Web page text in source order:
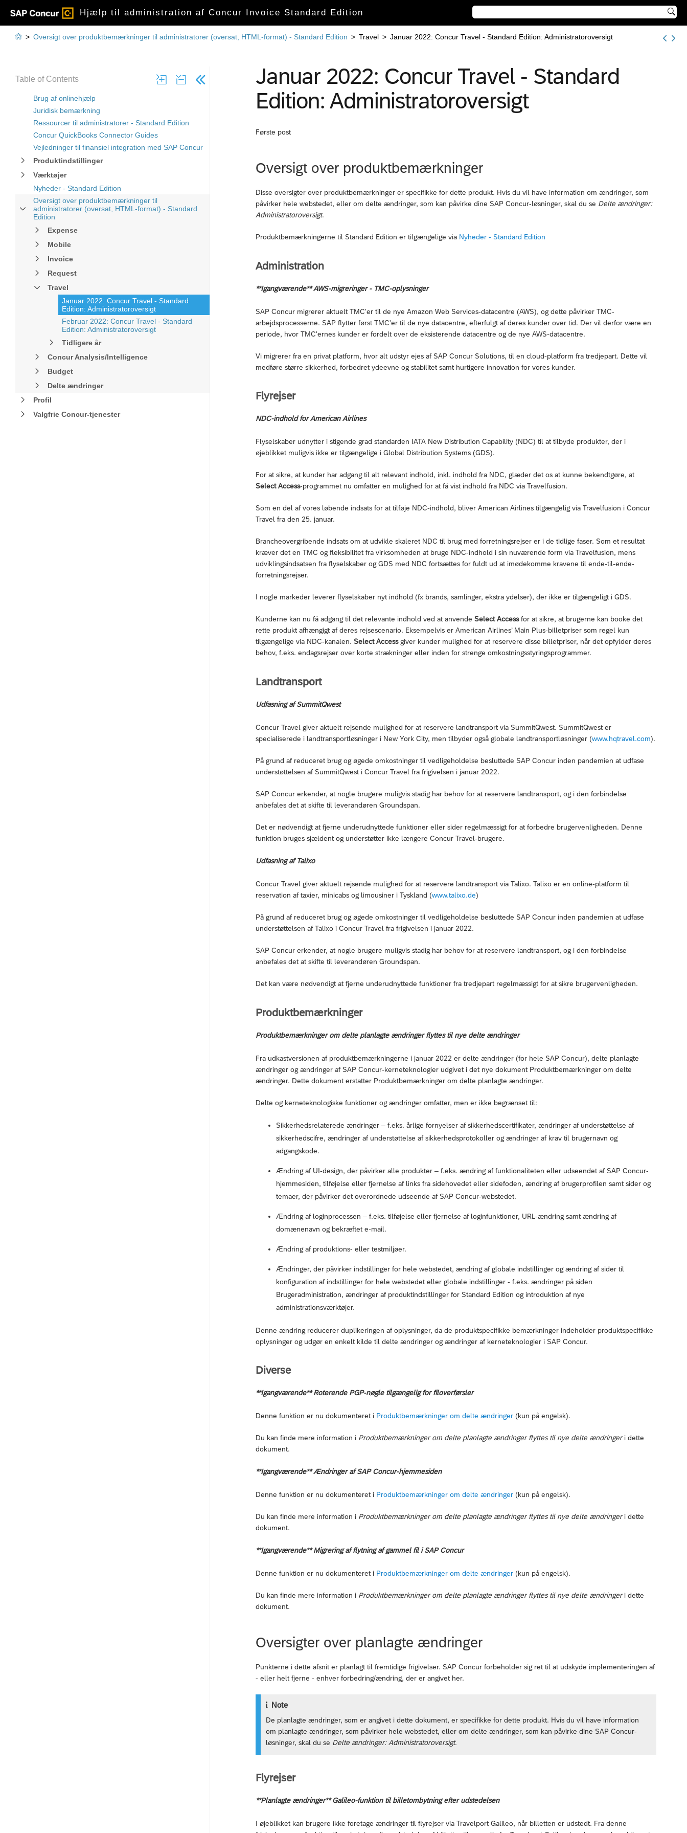
Hjælp til administration af Concur Invoice Standard Edition 
Table of Contents
Brug af onlinehjælp
Juridisk bemærkning
Ressourcer til administratorer - Standard Edition
Concur QuickBooks Connector Guides
Vejledninger til finansiel integration med SAP Concur
Produktindstillinger
Værktøjer
Nyheder - Standard Edition
Oversigt over produktbemærkninger til
administratorer (oversat, HTML-format) - Standard
Edition
Expense
Mobile
Invoice
Request
Travel
Januar 2022: Concur Travel - Standard
Edition: Administratoroversigt
Februar 2022: Concur Travel - Standard
Edition: Administratoroversigt
Tidligere år
Concur Analysis/Intelligence
Budget
Delte ændringer
Profil
Valgfrie Concur-tjenester
 > Oversigt over produktbemærkninger til administratorer (oversat, HTML-format) - Standard Edition > Travel > Januar 2022: Concur Travel - Standard Edition: Administratoroversigt
Januar 2022: Concur Travel - Standard
Edition: Administratoroversigt
Første post
Oversigt over produktbemærkninger
Disse oversigter over produktbemærkninger er specifikke for dette produkt. Hvis du vil have information om ændringer, som
påvirker hele webstedet, eller om delte ændringer, som kan påvirke dine SAP Concur-løsninger, skal du se Delte ændringer:
Administratoroversigt.
Produktbemærkningerne til Standard Edition er tilgængelige via Nyheder - Standard Edition
Administration
**Igangværende** AWS-migreringer - TMC-oplysninger
SAP Concur migrerer aktuelt TMC'er til de nye Amazon Web Services-datacentre (AWS), og dette påvirker TMC-
arbejdsprocesserne. SAP flytter først TMC'er til de nye datacentre, efterfulgt af deres kunder over tid. Der vil derfor være en
periode, hvor TMC'ernes kunder er fordelt over de eksisterende datacentre og de nye AWS-datacentre.
Vi migrerer fra en privat platform, hvor alt udstyr ejes af SAP Concur Solutions, til en cloud-platform fra tredjepart. Dette vil
medføre større sikkerhed, forbedret ydeevne og stabilitet samt hurtigere innovation for vores kunder.
Flyrejser
NDC-indhold for American Airlines
Flyselskaber udnytter i stigende grad standarden IATA New Distribution Capability (NDC) til at tilbyde produkter, der i
øjeblikket muligvis ikke er tilgængelige i Global Distribution Systems (GDS).
For at sikre, at kunder har adgang til alt relevant indhold, inkl. indhold fra NDC, glæder det os at kunne bekendtgøre, at
Select Access-programmet nu omfatter en mulighed for at få vist indhold fra NDC via Travelfusion.
Som en del af vores løbende indsats for at tilføje NDC-indhold, bliver American Airlines tilgængelig via Travelfusion i Concur
Travel fra den 25. januar.
Brancheovergribende indsats om at udvikle skaleret NDC til brug med forretningsrejser er i de tidlige faser. Som et resultat
kræver det en TMC og fleksibilitet fra virksomheden at bruge NDC-indhold i sin nuværende form via Travelfusion, mens
udviklingsindsatsen fra flyselskaber og GDS med NDC fortsættes for fuldt ud at imødekomme kravene til ende-til-ende-
forretningsrejser.
I nogle markeder leverer flyselskaber nyt indhold (fx brands, samlinger, ekstra ydelser), der ikke er tilgængeligt i GDS.
Kunderne kan nu få adgang til det relevante indhold ved at anvende Select Accessfor at sikre, at brugerne kan booke det
rette produkt afhængigt af deres rejsescenario. Eksempelvis er American Airlines’ Main Plus-billetpriser som regel kun
tilgængelige via NDC-kanalen. Select Accessgiver kunder mulighed for at reservere disse billetpriser, når det opfylder deres
behov, f.eks. endagsrejser over korte strækninger eller inden for strenge omkostningsstyringsprogrammer.
Landtransport
Udfasning af SummitQwest
Concur Travel giver aktuelt rejsende mulighed for at reservere landtransport via SummitQwest. SummitQwest er
specialiserede i landtransportløsninger i New York City, men tilbyder også globale landtransportløsninger (www.hqtravel.com).
På grund af reduceret brug og øgede omkostninger til vedligeholdelse besluttede SAP Concur inden pandemien at udfase
understøttelsen af SummitQwest i Concur Travel fra frigivelsen i januar 2022.
SAP Concur erkender, at nogle brugere muligvis stadig har behov for at reservere landtransport, og i den forbindelse
anbefales det at skifte til leverandøren Groundspan.
Det er nødvendigt at fjerne underudnyttede funktioner eller sider regelmæssigt for at forbedre brugervenligheden. Denne
funktion bruges sjældent og understøtter ikke længere Concur Travel-brugere.
Udfasning af Talixo
Concur Travel giver aktuelt rejsende mulighed for at reservere landtransport via Talixo. Talixo er en online-platform til
reservation af taxier, minicabs og limousiner i Tyskland (www.talixo.de)
På grund af reduceret brug og øgede omkostninger til vedligeholdelse besluttede SAP Concur inden pandemien at udfase
understøttelsen af Talixo i Concur Travel fra frigivelsen i januar 2022.
SAP Concur erkender, at nogle brugere muligvis stadig har behov for at reservere landtransport, og i den forbindelse
anbefales det at skifte til leverandøren Groundspan.
Det kan være nødvendigt at fjerne underudnyttede funktioner fra tredjepart regelmæssigt for at sikre brugervenligheden.
Produktbemærkninger
Produktbemærkninger om delte planlagte ændringer flyttes til nye delte ændringer
Fra udkastversionen af produktbemærkningerne i januar 2022 er delte ændringer (for hele SAP Concur), delte planlagte
ændringer og ændringer af SAP Concur-kerneteknologier udgivet i det nye dokument Produktbemærkninger om delte
ændringer. Dette dokument erstatter Produktbemærkninger om delte planlagte ændringer.
Delte og kerneteknologiske funktioner og ændringer omfatter, men er ikke begrænset til:
Sikkerhedsrelaterede ændringer – f.eks. årlige fornyelser af sikkerhedscertifikater, ændringer af understøttelse af
sikkerhedscifre, ændringer af understøttelse af sikkerhedsprotokoller og ændringer af krav til brugernavn og
adgangskode.
Ændring af UI-design, der påvirker alle produkter – f.eks. ændring af funktionaliteten eller udseendet af SAP Concur-
hjemmesiden, tilføjelse eller fjernelse af links fra sidehovedet eller sidefoden, ændring af brugerprofilen samt sider og
temaer, der påvirker det overordnede udseende af SAP Concur-webstedet.
Ændring af loginprocessen – f.eks. tilføjelse eller fjernelse af loginfunktioner, URL-ændring samt ændring af
domænenavn og bekræftet e-mail.
Ændring af produktions- eller testmiljøer.
Ændringer, der påvirker indstillinger for hele webstedet, ændring af globale indstillinger og ændring af sider til
konfiguration af indstillinger for hele webstedet eller globale indstillinger - f.eks. ændringer på siden
Brugeradministration, ændringer af produktindstillinger for Standard Edition og introduktion af nye
administrationsværktøjer.
Denne ændring reducerer duplikeringen af oplysninger, da de produktspecifikke bemærkninger indeholder produktspecifikke
oplysninger og udgør en enkelt kilde til delte ændringer og ændringer af kerneteknologier i SAP Concur.
Diverse
**Igangværende** Roterende PGP-nøgle tilgængelig for filoverførsler
Denne funktion er nu dokumenteret i Produktbemærkninger om delte ændringer (kun på engelsk).
Du kan finde mere information i Produktbemærkninger om delte planlagte ændringer flyttes til nye delte ændringeri dette
dokument.
**Igangværende** Ændringer af SAP Concur-hjemmesiden
Denne funktion er nu dokumenteret i Produktbemærkninger om delte ændringer (kun på engelsk).
Du kan finde mere information i Produktbemærkninger om delte planlagte ændringer flyttes til nye delte ændringeri dette
dokument.
**Igangværende** Migrering af flytning af gammel fil i SAP Concur
Denne funktion er nu dokumenteret i Produktbemærkninger om delte ændringer (kun på engelsk).
Du kan finde mere information i Produktbemærkninger om delte planlagte ændringer flyttes til nye delte ændringeri dette
dokument.
Oversigter over planlagte ændringer
Punkterne i dette afsnit er planlagt til fremtidige frigivelser. SAP Concur forbeholder sig ret til at udskyde implementeringen af
- eller helt fjerne - enhver forbedring/ændring, der er angivet her.
Note
De planlagte ændringer, som er angivet i dette dokument, er specifikke for dette produkt. Hvis du vil have information
om planlagte ændringer, som påvirker hele webstedet, eller om delte ændringer, som kan påvirke dine SAP Concur-
løsninger, skal du se Delte ændringer: Administratoroversigt.
Flyrejser
**Planlagte ændringer** Galileo-funktion til billetombytning efter udstedelsen
I øjeblikket kan brugere ikke foretage ændringer til flyrejser via Travelport Galileo, når billetten er udstedt. Fra denne